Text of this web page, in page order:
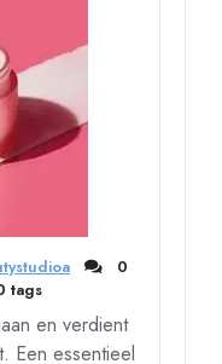
0
tags
en verdient
Een essentieel